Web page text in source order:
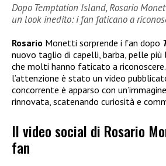
Dopo Temptation Island, Rosario
un look inedito: i fan faticano a
Rosario Monetti sorprende i fan dopo
nuovo taglio di capelli, barba, pelle
che molti hanno faticato a riconoscere.
l’attenzione è stato un video
concorrente è apparso con
rinnovata, scatenando curiosità e
Il video social di Rosario
fan